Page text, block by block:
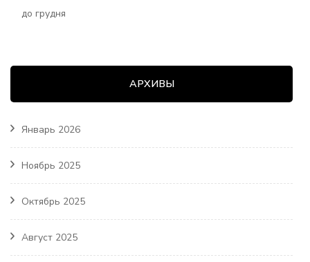
до грудня
АРХИВЫ
Январь 2026
Ноябрь 2025
Октябрь 2025
Август 2025